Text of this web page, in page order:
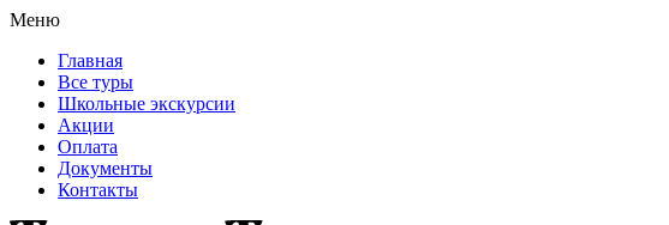
Меню
Главная
Все туры
Школьные экскурсии
Акции
Оплата
Документы
Контакты